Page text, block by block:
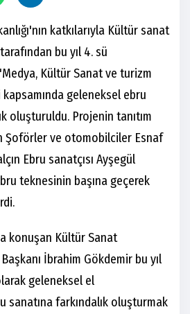
katkılarıyla Kültür sanat
bu yıl 4. sü
Kültür Sanat ve turizm
geleneksel ebru
oluşturuldu. Projenin tanıtım
Şoförler ve otomobilciler Esnaf
Ebru sanatçısı Ayşegül
teknesinin başına geçerek
konuşan Kültür Sanat
İbrahim Gökdemir bu yıl
geleneksel el
sanatına farkındalık oluşturmak